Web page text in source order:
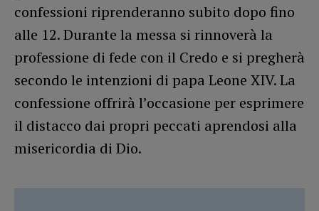
confessioni riprenderanno subito dopo fino
alle 12. Durante la messa si rinnoverà la
professione di fede con il Credo e si pregherà
secondo le intenzioni di papa Leone XIV. La
confessione offrirà l’occasione per esprimere
il distacco dai propri peccati aprendosi alla
misericordia di Dio.